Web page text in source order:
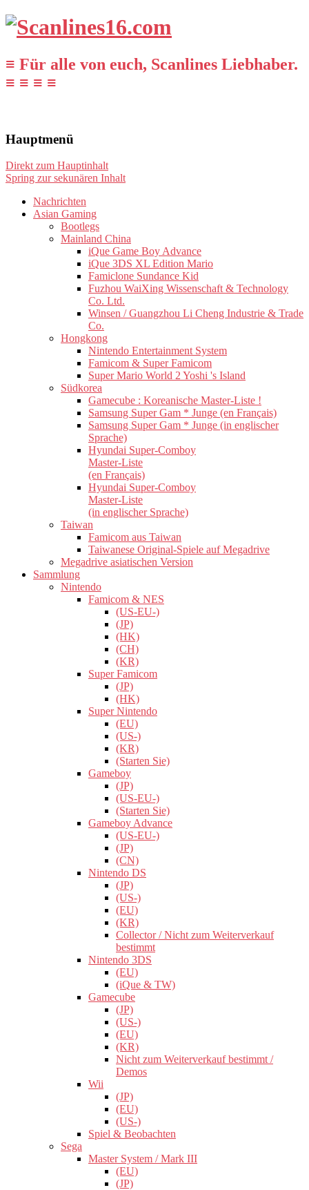
≡ Für alle von euch, Scanlines Liebhaber.
≡ ≡ ≡ ≡
Hauptmenü
Direkt zum Hauptinhalt
Spring zur sekunären Inhalt
Nachrichten
Asian Gaming
Bootlegs
Mainland China
iQue Game Boy Advance
iQue 3DS XL Edition Mario
Famiclone Sundance Kid
Fuzhou WaiXing Wissenschaft & Technology
Co. Ltd.
Winsen / Guangzhou Li Cheng Industrie & Trade
Co.
Hongkong
Nintendo Entertainment System
Famicom & Super Famicom
Super Mario World 2 Yoshi 's Island
Südkorea
Gamecube : Koreanische Master-Liste !
Samsung Super Gam * Junge (en Français)
Samsung Super Gam * Junge (in englischer
Sprache)
Hyundai Super-Comboy
Master-Liste
(en Français)
Hyundai Super-Comboy
Master-Liste
(in englischer Sprache)
Taiwan
Famicom aus Taiwan
Taiwanese Original-Spiele auf Megadrive
Megadrive asiatischen Version
Sammlung
Nintendo
Famicom & NES
(US-EU-)
(JP)
(HK)
(CH)
(KR)
Super Famicom
(JP)
(HK)
Super Nintendo
(EU)
(US-)
(KR)
(Starten Sie)
Gameboy
(JP)
(US-EU-)
(Starten Sie)
Gameboy Advance
(US-EU-)
(JP)
(CN)
Nintendo DS
(JP)
(US-)
(EU)
(KR)
Collector / Nicht zum Weiterverkauf
bestimmt
Nintendo 3DS
(EU)
(iQue & TW)
Gamecube
(JP)
(US-)
(EU)
(KR)
Nicht zum Weiterverkauf bestimmt /
Demos
Wii
(JP)
(EU)
(US-)
Spiel & Beobachten
Sega
Master System / Mark III
(EU)
(JP)